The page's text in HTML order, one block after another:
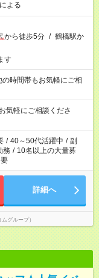
よる
から徒歩5分 / 鶴橋駅か
す
軽にご相談くださ
/ 40～50代活躍中 / 副
務 / 10名以上の大量募
詳細へ
グループ）